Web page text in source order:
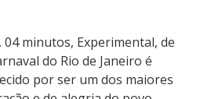
04 minutos, Experimental, de
do Rio de Janeiro é
por ser um dos maiores